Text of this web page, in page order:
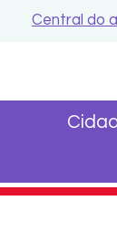
Central do